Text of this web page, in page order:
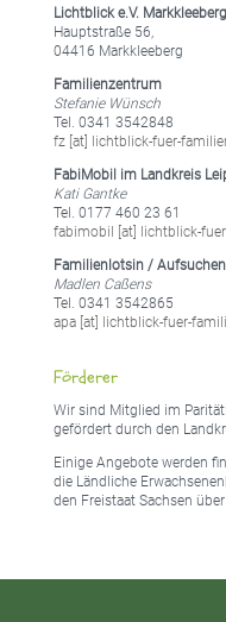
Lichtblick e.V. Markkleeberg
Hauptstraße 56,
04416 Markkleeberg
Familienzentrum
Stefanie Wünsch
Tel. 0341 3542848
fz [at] lichtblick-fuer-
FabiMobil im Landkreis
Kati Gantke
Tel. 0177 460 23 61
fabimobil [at] lichtblick-
Familienlotsin /
Madlen Caßens
Tel. 0341 3542865
apa [at] lichtblick-fuer-
Förderer
Wir sind Mitglied im
gefördert durch den
Einige Angebote werden
die Ländliche
den Freistaat Sachsen über